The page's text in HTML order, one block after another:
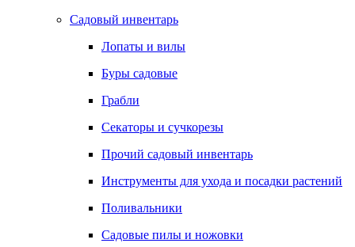
Садовый инвентарь
Лопаты и вилы
Буры садовые
Грабли
Секаторы и сучкорезы
Прочий садовый инвентарь
Инструменты для ухода и посадки растений
Поливальники
Садовые пилы и ножовки